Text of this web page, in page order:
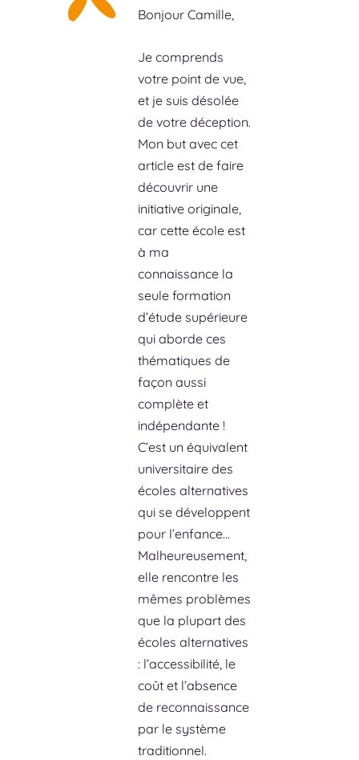
Bonjour Camille,
Je comprends
votre point de vue,
et je suis désolée
de votre déception.
Mon but avec cet
article est de faire
découvrir une
initiative originale,
car cette école est
à ma
connaissance la
seule formation
d’étude supérieure
qui aborde ces
thématiques de
façon aussi
complète et
indépendante !
C’est un équivalent
universitaire des
écoles alternatives
qui se développent
pour l’enfance…
Malheureusement,
elle rencontre les
mêmes problèmes
que la plupart des
écoles alternatives
: l’accessibilité, le
coût et l’absence
de reconnaissance
par le système
traditionnel.